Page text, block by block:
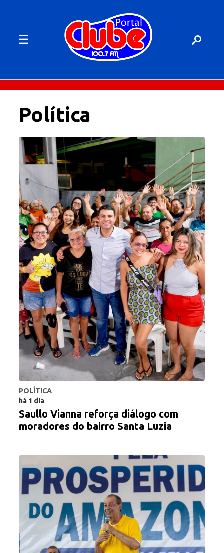
☰
Política
POLÍTICA
há 1 dia
Saullo Vianna reforça diálogo com
moradores do bairro Santa Luzia